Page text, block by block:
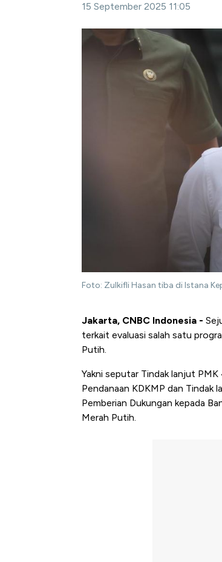
15 September 2025 11:05
Foto: Zulkifli Hasan tiba di Istana
Jakarta, CNBC Indonesia -
terkait evaluasi salah satu
Putih.
Yakni seputar Tindak lanjut
Pendanaan KDKMP dan
Pemberian Dukungan kepada
Merah Putih.